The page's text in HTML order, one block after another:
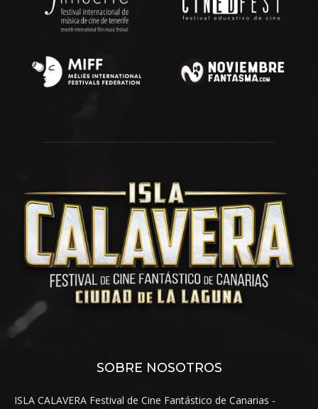
SOBRE NOSOTROS
ISLA CALAVERA Festival de Cine Fantástico de Canarias -